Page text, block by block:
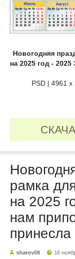
Новогодняя
на 2025 год -
PSD | 4961
рамка
на 2025
нам
принесла
sharov08 16